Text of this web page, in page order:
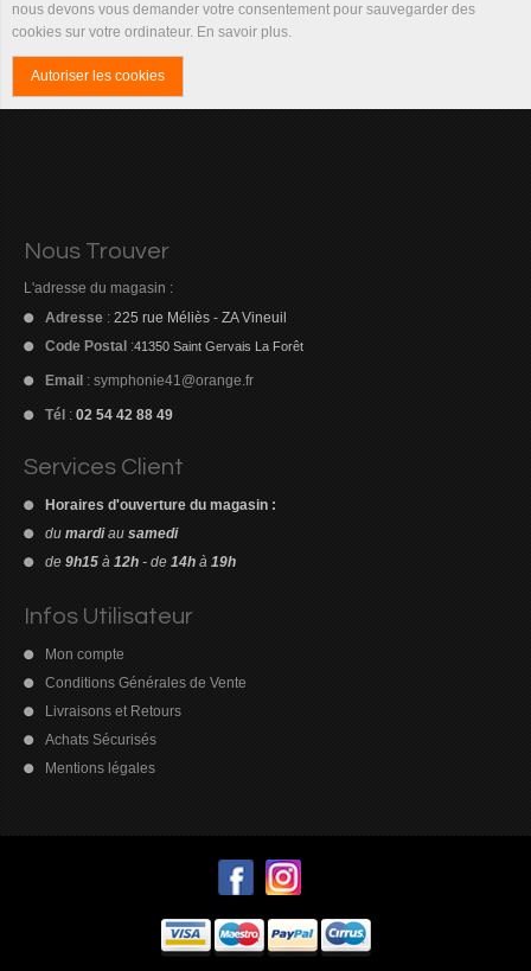
nous devons vous demander votre consentement pour sauvegarder des
cookies sur votre ordinateur. En savoir plus.
Autoriser les cookies
Nous Trouver
L'adresse du magasin :
Adresse : 225 rue Méliès - ZA Vineuil
Code Postal :41350 Saint Gervais La Forêt
Email : symphonie41@orange.fr
Tél : 02 54 42 88 49
Services Client
Horaires d'ouverture du magasin :
du mardiau samedi
de 9h15 à 12h - de 14h à 19h
en toute simplicité, sans utiliser directement votre carte bancaire.
évaluations détaillées, visitez
tarder.
Infos Utilisateur
Mon compte
Conditions Générales de Vente
Livraisons et Retours
Achats Sécurisés
Mentions légales